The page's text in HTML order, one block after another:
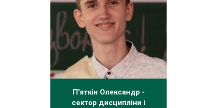
П'яткін Олександр -
сектор дисципліни і